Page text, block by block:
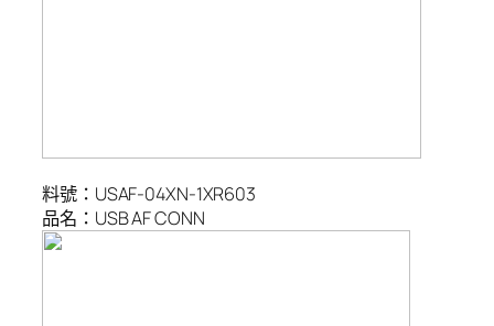
料號：USAF-04XN-1XR603
品名：USB AF CONN